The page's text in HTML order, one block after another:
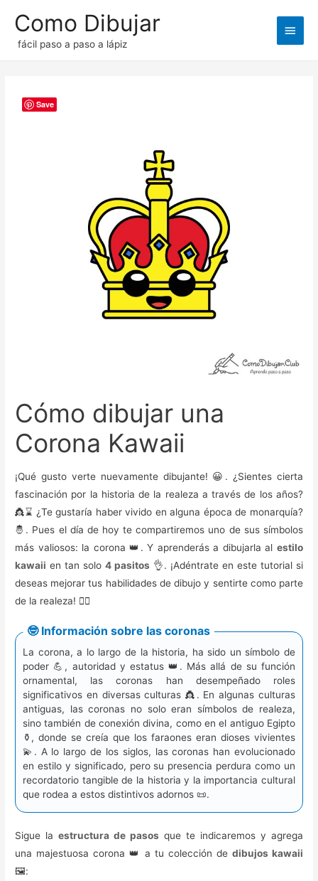
Como Dibujar
fácil paso a paso a lápiz
Menú
Cómo dibujar una
Corona Kawaii
¡Qué gusto verte nuevamente dibujante! 😀. ¿Sientes cierta
fascinación por la historia de la realeza a través de los años?
👸⌛ ¿Te gustaría haber vivido en alguna época de monarquía?
🤴. Pues el día de hoy te compartiremos uno de sus símbolos
más valiosos: la corona 👑. Y aprenderás a dibujarla al estilo
kawaii en tan solo4 pasitos 👌. ¡Adéntrate en este tutorial si
deseas mejorar tus habilidades de dibujo y sentirte como parte
de la realeza! 💁‍♀️
🤓 Información sobre las coronas
La corona, a lo largo de la historia, ha sido un símbolo de
poder 💪, autoridad y estatus 👑. Más allá de su función
ornamental, las coronas han desempeñado roles
significativos en diversas culturas 👸. En algunas culturas
antiguas, las coronas no solo eran símbolos de realeza,
sino también de conexión divina, como en el antiguo Egipto
⚱️, donde se creía que los faraones eran dioses vivientes
💫. A lo largo de los siglos, las coronas han evolucionado
en estilo y significado, pero su presencia perdura como un
recordatorio tangible de la historia y la importancia cultural
que rodea a estos distintivos adornos 📜.
Sigue laestructura de pasos que te indicaremos y agrega
una majestuosa corona 👑 a tu colección de dibujos kawaii
🖼️:
Save